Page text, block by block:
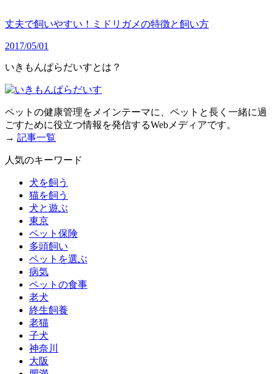
丈夫で飼いやすい！ミドリガメの特徴と飼い方
2017/05/01
いきもんぱらだいすとは？
ペットの健康管理をメインテーマに、ペットと長く一緒に過
ごすために役立つ情報を発信するWebメディアです。
→ 記事一覧
人気のキーワード
犬を飼う
猫を飼う
犬と遊ぶ
東京
ペット保険
多頭飼い
ペットを選ぶ
病気
ペットの食事
老犬
終生飼養
老猫
子犬
神奈川
大阪